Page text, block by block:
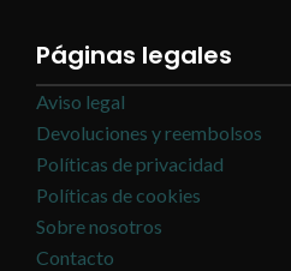
Páginas legales
Aviso legal
Devoluciones y reembolsos
Políticas de privacidad
Políticas de cookies
Sobre nosotros
Contacto